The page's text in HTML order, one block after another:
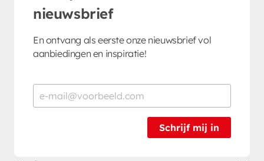
nieuwsbrief
En ontvang als eerste onze nieuwsbrief vol
aanbiedingen en inspiratie!
Schrijf mij in